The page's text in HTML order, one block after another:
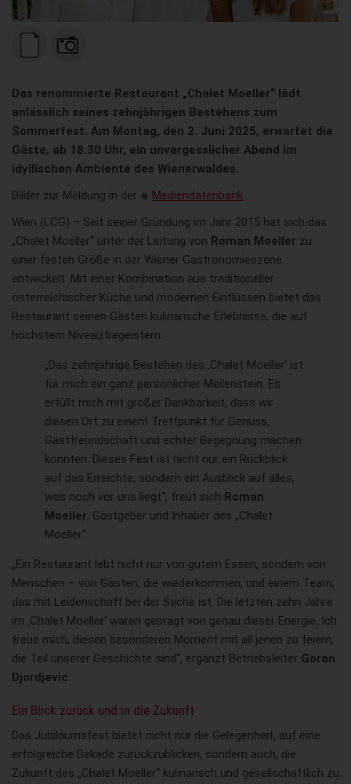
Das renommierte Restaurant „Chalet Moeller“ lädt
anlässlich seines zehnjährigen Bestehens zum
Sommerfest. Am Montag, den 2. Juni 2025, erwartet die
Gäste, ab 18.30 Uhr, ein unvergesslicher Abend im
idyllischen Ambiente des Wienerwaldes.
Bilder zur Meldung in der
Mediendatenbank
Wien (LCG) – Seit seiner Gründung im Jahr 2015 hat sich das
„Chalet Moeller“ unter der Leitung von Roman Moeller zu
einer festen Größe in der Wiener Gastronomieszene
entwickelt. Mit einer Kombination aus traditioneller
österreichischer Küche und modernen Einflüssen bietet das
Restaurant seinen Gästen kulinarische Erlebnisse, die auf
höchstem Niveau begeistern.
„Das zehnjährige Bestehen des ‚Chalet Moeller‘ ist
für mich ein ganz persönlicher Meilenstein. Es
erfüllt mich mit großer Dankbarkeit, dass wir
diesen Ort zu einem Treffpunkt für Genuss,
Gastfreundschaft und echter Begegnung machen
konnten. Dieses Fest ist nicht nur ein Rückblick
auf das Erreichte, sondern ein Ausblick auf alles,
was noch vor uns liegt“, freut sich Roman
Moeller, Gastgeber und Inhaber des „Chalet
Moeller“.
„Ein Restaurant lebt nicht nur von gutem Essen, sondern von
Menschen – von Gästen, die wiederkommen, und einem Team,
das mit Leidenschaft bei der Sache ist. Die letzten zehn Jahre
im ‚Chalet Moeller‘ waren geprägt von genau dieser Energie. Ich
freue mich, diesen besonderen Moment mit all jenen zu feiern,
die Teil unserer Geschichte sind“, ergänzt Betriebsleiter Goran
Djordjevic.
Ein Blick zurück und in die Zukunft
Das Jubiläumsfest bietet nicht nur die Gelegenheit, auf eine
erfolgreiche Dekade zurückzublicken, sondern auch, die
Zukunft des „Chalet Moeller“ kulinarisch und gesellschaftlich zu